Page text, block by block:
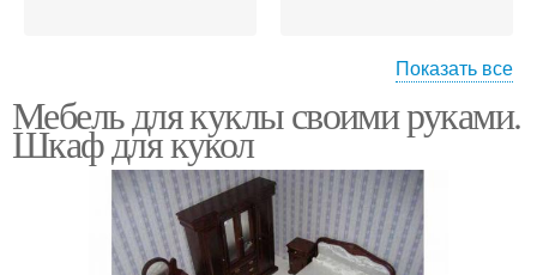
Плетеная мебель Кресло для куклы
Мебели в кукольный
домик
Показать все
Мебель для куклы своими руками.
Шкаф для кукол